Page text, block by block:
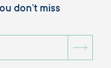
don’t miss